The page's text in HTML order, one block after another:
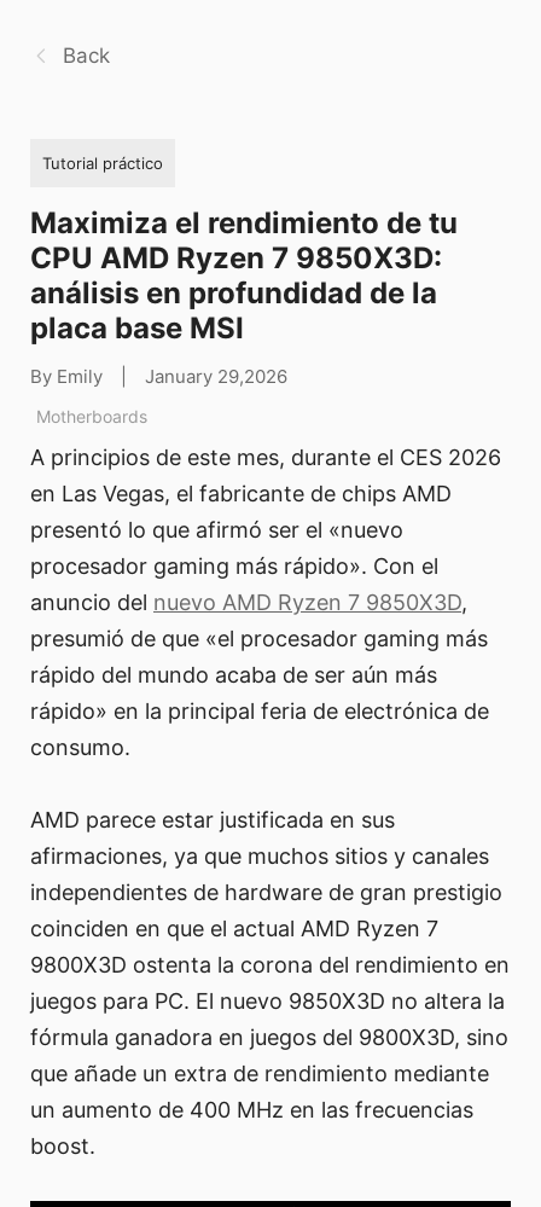
Back
Tutorial práctico
Maximiza el rendimiento de tu
CPU AMD Ryzen 7 9850X3D:
análisis en profundidad de la
placa base MSI
By Emily January 29,2026
Motherboards
A principios de este mes, durante el CES 2026
en Las Vegas, el fabricante de chips AMD
presentó lo que afirmó ser el «nuevo
procesador gaming más rápido». Con el
anuncio del nuevo AMD Ryzen 7 9850X3D,
presumió de que «el procesador gaming más
rápido del mundo acaba de ser aún más
rápido» en la principal feria de electrónica de
consumo.
AMD parece estar justificada en sus
afirmaciones, ya que muchos sitios y canales
independientes de hardware de gran prestigio
coinciden en que el actual AMD Ryzen 7
9800X3D ostenta la corona del rendimiento en
juegos para PC. El nuevo 9850X3D no altera la
fórmula ganadora en juegos del 9800X3D, sino
que añade un extra de rendimiento mediante
un aumento de 400 MHz en las frecuencias
boost.